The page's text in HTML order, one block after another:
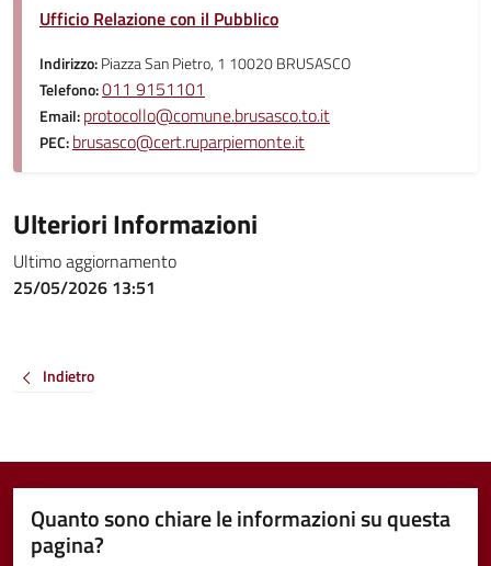
Ufficio Relazione con il Pubblico
Indirizzo:Piazza San Pietro, 1 10020 BRUSASCO
Telefono:011 9151101
Email:protocollo@comune.brusasco.to.it
PEC:brusasco@cert.ruparpiemonte.it
Ulteriori Informazioni
Ultimo aggiornamento
25/05/2026 13:51
Indietro
Quanto sono chiare le informazioni su questa
pagina?